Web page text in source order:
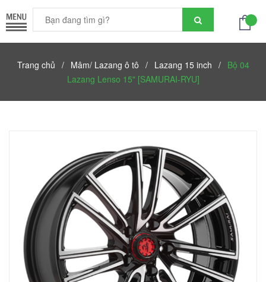
Trang chủ / Mâm/ Lazang ô tô / Lazang 15 inch / Bộ 04
Lazang Lenso 15" [SAMURAI-RYU]